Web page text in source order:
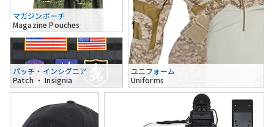
マガジンポーチ
Magazine Pouches
パッチ・インシグニア
Patch ・ Insignia
ユニフォーム
Uniforms